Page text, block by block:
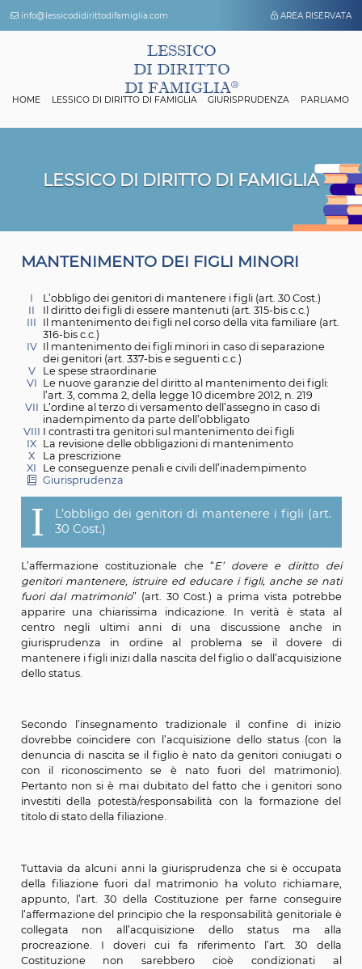
info@lessicodidirittodifamiglia.com AREA
LESSICO
DI DIRITTO
DI FAMIGLIA
LESSICO DI DIRITTO DI
M ANTENIMENTO DEI FIGLI MINORI
I
L’obbligo dei genitori di mantenere i figli (art. 30
II
Il diritto dei figli di essere mantenuti (art. 315-bis
III Il mantenimento dei figli nel corso della vita
316-bis c.c.)
IV
Il mantenimento dei figli minori in caso di
dei genitori (art. 337-bis e seguenti c.c.)
V Le spese straordinarie
VI Le nuove garanzie del diritto al mantenimento dei
l’art. 3, comma 2, della legge 10 dicembre 2012, n.
VII L’ordine al terzo di versamento dell’assegno in
inadempimento da parte dell’obbligato
VIII I contrasti tra genitori sul mantenimento dei figli
La revisione delle obbligazioni di mantenimento
X La prescrizione
XI Le conseguenze penali e civili dell’inadempimento
Giurisprudenza
I L’obbligo dei genitori di mantenere i figli
30 Cost.)
L’affermazione costituzionale che “ E’ dovere e
apparire una chiarissima indicazione. In verità è
centro negli ultimi anni di una discussione
giurisprudenza in ordine al problema se il
mantenere i figli inizi dalla nascita del figlio o
dello status.
dovrebbe coincidere con l’acquisizione dello status
denuncia di nascita se il figlio è nato da genitori
con il riconoscimento se è nato fuori del
Pertanto non si è mai dubitato del fatto che i
investiti della potestà/responsabilità con la
titolo di stato della filiazione.